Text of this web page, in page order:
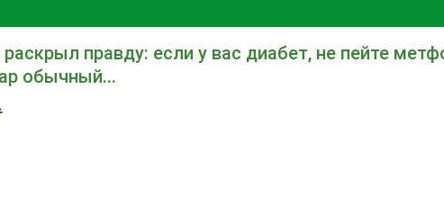
правду: если у вас диабет, не пейте
обычный...